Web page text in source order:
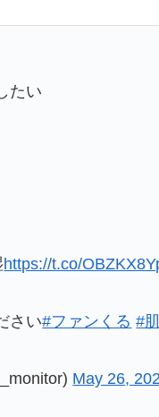
たい
https://t.co/
さい#ファンくる #
May 26,